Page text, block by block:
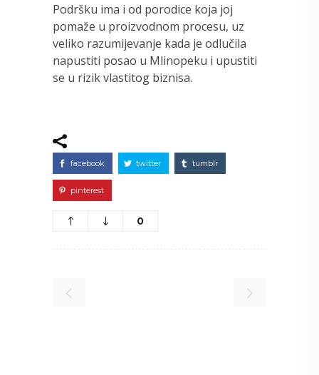
Podršku ima i od porodice koja joj
pomaže u proizvodnom procesu, uz
veliko razumijevanje kada je odlučila
napustiti posao u Mlinopeku i upustiti
se u rizik vlastitog biznisa.
facebook twitter tumblr
pinterest
0